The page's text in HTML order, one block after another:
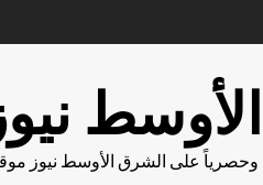
وحصرياً على الشرق الأوسط نيوز